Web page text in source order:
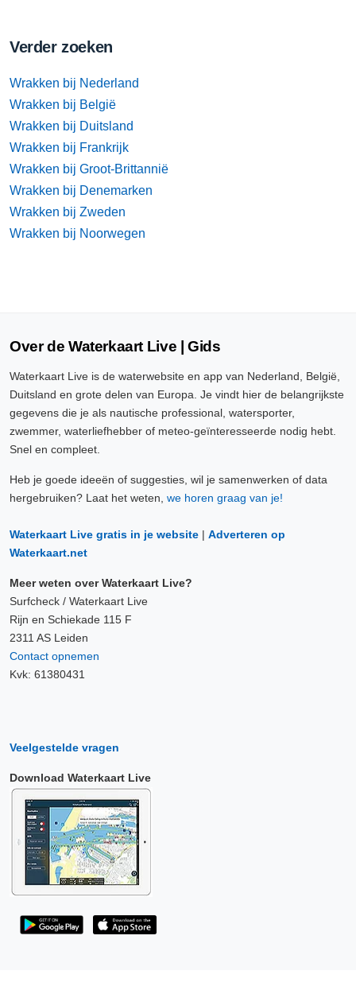
Verder zoeken
Wrakken bij Nederland
Wrakken bij België
Wrakken bij Duitsland
Wrakken bij Frankrijk
Wrakken bij Groot-Brittannië
Wrakken bij Denemarken
Wrakken bij Zweden
Wrakken bij Noorwegen
Over de Waterkaart Live | Gids
Waterkaart Live is de waterwebsite en app van Nederland, België,
Duitsland en grote delen van Europa. Je vindt hier de belangrijkste
gegevens die je als nautische professional, watersporter,
zwemmer, waterliefhebber of meteo-geïnteresseerde nodig hebt.
Snel en compleet.
Heb je goede ideeën of suggesties, wil je samenwerken of data
hergebruiken? Laat het weten, we horen graag van je!
Waterkaart Live gratis in je website | Adverteren op
Waterkaart.net
Meer weten over Waterkaart Live?
Surfcheck / Waterkaart Live
Rijn en Schiekade 115 F
2311 AS Leiden
Contact opnemen
Kvk: 61380431
Veelgestelde vragen
Download Waterkaart Live